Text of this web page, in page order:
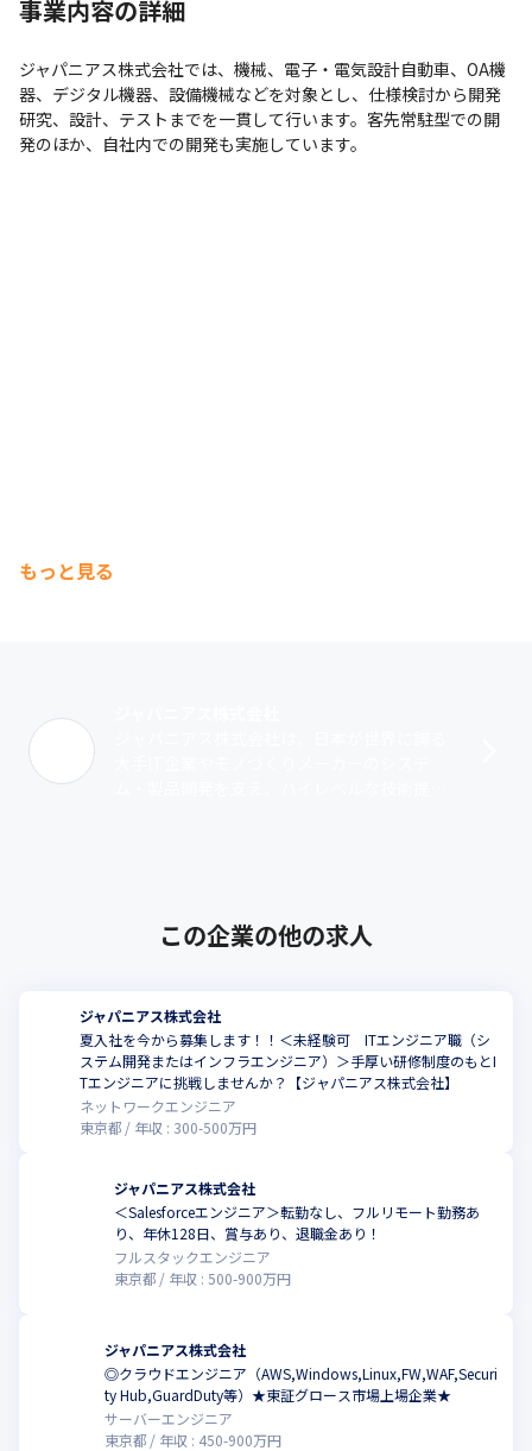
事業内容の詳細
ジャパニアス株式会社では、機械、電子・電気設計自動車、OA機
器、デジタル機器、設備機械などを対象とし、仕様検討から開発
研究、設計、テストまでを一貫して行います。客先常駐型での開
発のほか、自社内での開発も実施しています。
もっと見る
この企業の他の求人
ジャパニアス株式会社
夏入社を今から募集します！！＜未経験可 ITエンジニア職（シ
ステム開発またはインフラエンジニア）＞手厚い研修制度のもとI
Tエンジニアに挑戦しませんか？【ジャパニアス株式会社】
ネットワークエンジニア
東京都
年収 : 300-500万円
ジャパニアス株式会社
＜Salesforceエンジニア＞転勤なし、フルリモート勤務あ
り、年休128日、賞与あり、退職金あり！
フルスタックエンジニア
東京都
年収 : 500-900万円
ジャパニアス株式会社
◎クラウドエンジニア（AWS,Windows,Linux,FW,WAF,Securi
ty Hub,GuardDuty等）★東証グロース市場上場企業★
サーバーエンジニア
東京都
年収 : 450-900万円